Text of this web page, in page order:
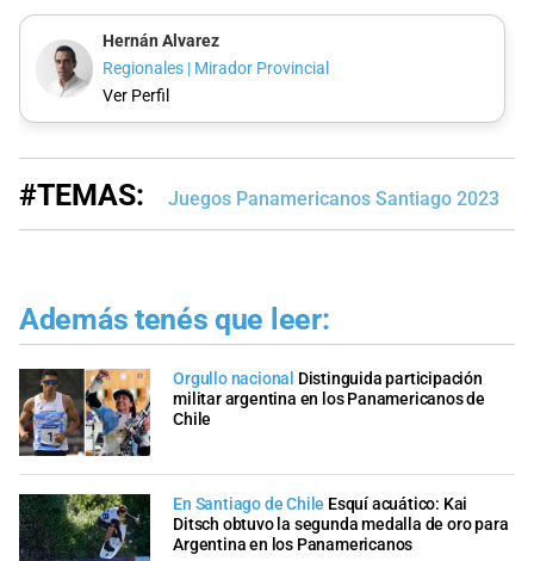
Hernán Alvarez
Regionales | Mirador Provincial
Ver Perfil
#TEMAS: Juegos Panamericanos Santiago 2023
Además tenés que leer:
Orgullo nacional Distinguida participación
militar argentina en los Panamericanos de
Chile
En Santiago de Chile Esquí acuático: Kai
Ditsch obtuvo la segunda medalla de oro para
Argentina en los Panamericanos